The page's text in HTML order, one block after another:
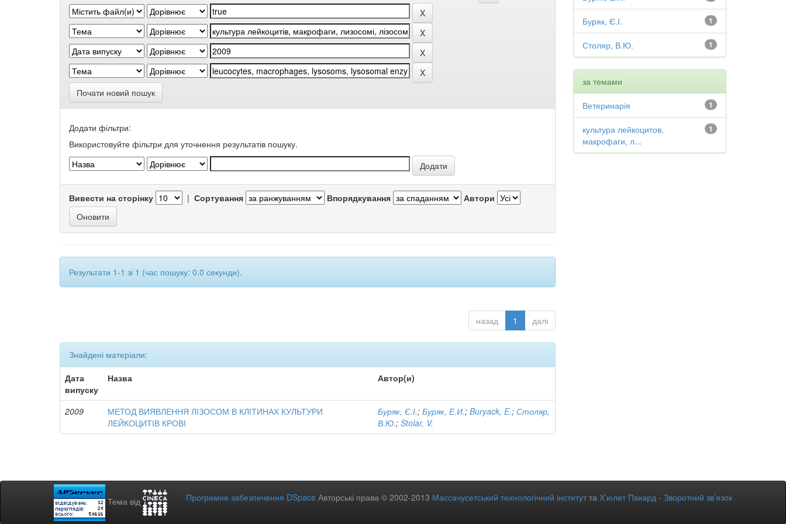
Почати новий пошук
Додати фільтри:
Використовуйте фільтри для уточнення результатів пошуку.
Вивести на сторінку | Сортування Впорядкування Автори
Результати 1-1 зі 1 (час пошуку: 0.0 секунди).
назад 1 далі
Знайдені матеріали:
Дата
випуску
Назва Автор(и)
2009
МЕТОД ВИЯВЛЕННЯ ЛІЗОСОМ В КЛІТИНАХ КУЛЬТУРИ
ЛЕЙКОЦИТІВ КРОВІ
Буряк, Є.І.;Буряк, Е.И.;Buryack, E.;Столяр,
В.Ю.;Stolar, V.
1
Буряк, Є.І.
1
Столяр, В.Ю.
за темами
1
Ветеринарія
1
культура лейкоцитов,
макрофаги, л...
Тема від Програмне забезпечення DSpace Авторські права © 2002-2013 Массачусетський технологічний інститутта Х’юлет Пакард - Зворотний зв’язок